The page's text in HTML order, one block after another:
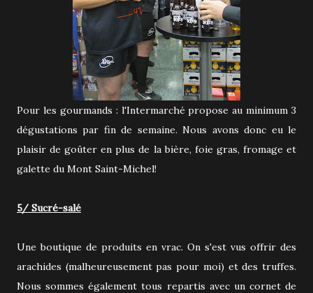
Pour les gourmands : l'Intermarché propose au minimum 3
dégustations par fin de semaine. Nous avons donc eu le
plaisir de goûter en plus de la bière, foie gras, fromage et
galette du Mont Saint-Michel!
5/ Sucré-salé
Une boutique de produits en vrac. On s'est vus offrir des
arachides (malheureusement pas pour moi) et des truffes.
Nous sommes également tous repartis avec un cornet de